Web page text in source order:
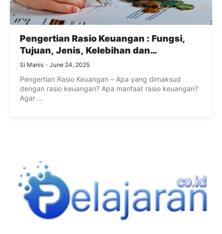
Pengertian Rasio Keuangan : Fungsi,
Tujuan, Jenis, Kelebihan dan
Kekurangan Rasio Finansial
Si Manis June 24, 2025
Pengertian Rasio Keuangan – Apa yang dimaksud
dengan rasio keuangan? Apa manfaat rasio keuangan?
Agar ...